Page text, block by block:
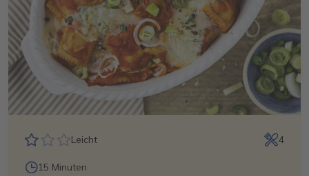
Leicht 4
15 Minuten